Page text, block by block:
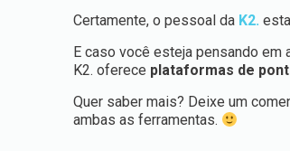
Certamente, o pessoal da K2.
E caso você esteja pensando
K2. oferece plataformas de
Quer saber mais? Deixe um
ambas as ferramentas.